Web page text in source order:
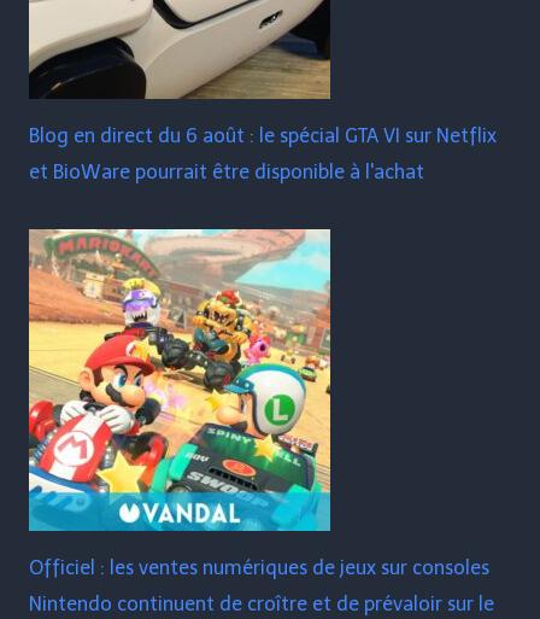
Blog en direct du 6 août : le spécial GTA VI sur Netflix
et BioWare pourrait être disponible à l'achat
Officiel : les ventes numériques de jeux sur consoles
Nintendo continuent de croître et de prévaloir sur le